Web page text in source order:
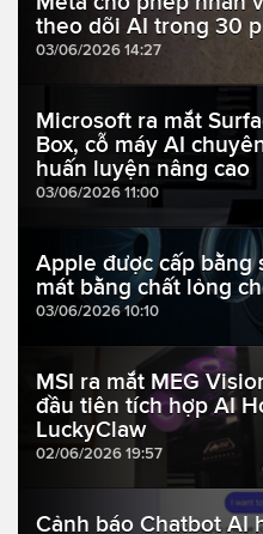
theo dõi AI trong 30
03/06/2026 14:27
Microsoft ra mắt
Box, cỗ máy AI
huấn luyện nâng cao
03/06/2026 11:00
Apple được cấp bằng
mát bằng chất lỏng
03/06/2026 10:10
MSI ra mắt MEG
đầu tiên tích hợp AI
LuckyClaw
02/06/2026 19:57
Cảnh báo Chatbot AI